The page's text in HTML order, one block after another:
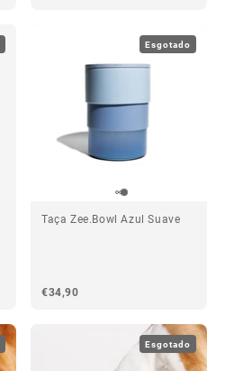
Esgotado
Taça Zee.Bowl Azul Suave
€34,90
Esgotado